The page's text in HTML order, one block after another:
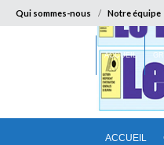
Qui sommes-nous Notre équipe
ACCUEIL
ACCUEIL